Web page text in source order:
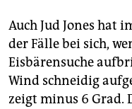
Auch Jud Jones hat
der Fälle bei sich,
Eisbärensuche
Wind schneidig
zeigt minus 6 Grad.